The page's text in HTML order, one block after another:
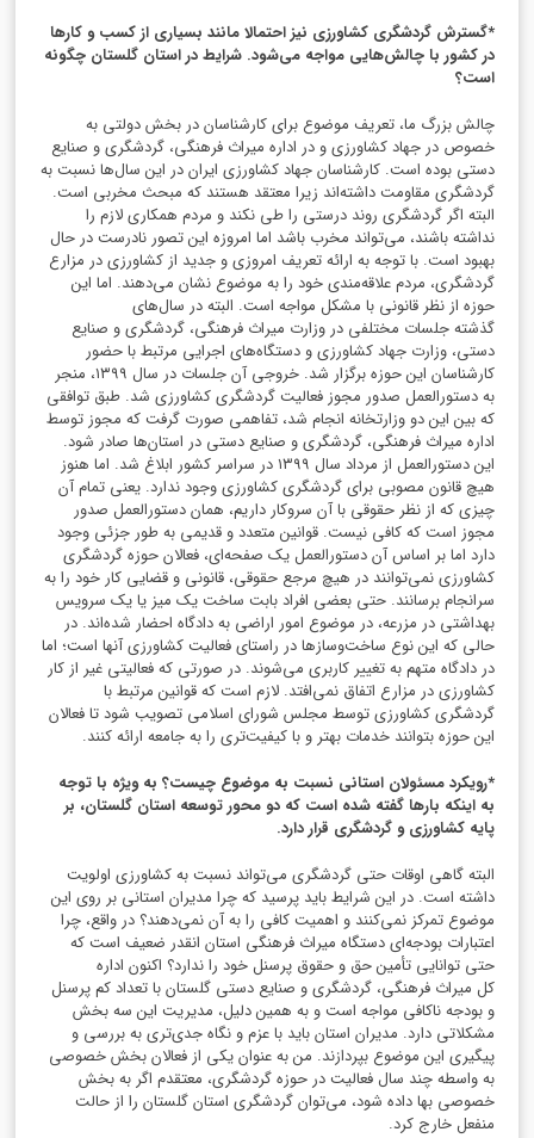
*گسترش گردشگری کشاورزی نیز احتمالا مانند بسیاری از کسب و کارها
در کشور با چالش‌هایی مواجه می‌شود. شرایط در استان گلستان چگونه
است؟
چالش بزرگ ما، تعریف موضوع برای کارشناسان در بخش دولتی به
خصوص در جهاد کشاورزی و در اداره میراث فرهنگی، گردشگری و صنایع
دستی بوده است. کارشناسان جهاد کشاورزی ایران در این سال‌ها نسبت به
گردشگری مقاومت داشته‌اند زیرا معتقد هستند که مبحث مخربی است.
البته اگر گردشگری روند درستی را طی نکند و مردم همکاری لازم را
نداشته باشند، می‌تواند مخرب باشد اما امروزه این تصور نادرست در حال
بهبود است. با توجه به ارائه تعریف امروزی و جدید از کشاورزی در مزارع
گردشگری، مردم علاقه‌مندی خود را به موضوع نشان می‌دهند. اما این
حوزه از نظر قانونی با مشکل مواجه است. البته در سال‌های
گذشته جلسات مختلفی در وزارت میراث فرهنگی، گردشگری و صنایع
دستی، وزارت جهاد کشاورزی و دستگاه‌های اجرایی مرتبط با حضور
کارشناسان این حوزه برگزار شد. خروجی آن جلسات در سال ۱۳۹۹، منجر
به دستورالعمل صدور مجوز فعالیت گردشگری کشاورزی شد. طبق توافقی
که بین این دو وزارتخانه انجام شد، تفاهمی صورت گرفت که مجوز توسط
اداره میراث فرهنگی، گردشگری و صنایع دستی در استان‌ها صادر شود.
این دستورالعمل از مرداد سال ۱۳۹۹ در سراسر کشور ابلاغ شد. اما هنوز
هیچ قانون مصوبی برای گردشگری کشاورزی وجود ندارد. یعنی تمام آن
چیزی که از نظر حقوقی با آن سروکار داریم، همان دستورالعمل صدور
مجوز است که کافی نیست. قوانین متعدد و قدیمی به طور جزئی وجود
دارد اما بر اساس آن دستورالعمل یک صفحه‌ای، فعالان حوزه گردشگری
کشاورزی نمی‌توانند در هیچ مرجع حقوقی، قانونی و قضایی کار خود را به
سرانجام برسانند. حتی بعضی افراد بابت ساخت یک میز یا یک سرویس
بهداشتی در مزرعه، در موضوع امور اراضی به دادگاه احضار شده‌اند. در
حالی که این نوع ساخت‌وسازها در راستای فعالیت کشاورزی آنها است؛ اما
در دادگاه متهم به تغییر کاربری می‌شوند. در صورتی که فعالیتی غیر از کار
کشاورزی در مزارع اتفاق نمی‌افتد. لازم است که قوانین مرتبط با
گردشگری کشاورزی توسط مجلس شورای اسلامی تصویب شود تا فعالان
این حوزه بتوانند خدمات بهتر و با کیفیت‌تری را به جامعه ارائه کنند.
*رویکرد مسئولان استانی نسبت به موضوع چیست؟ به ویژه با توجه
به اینکه بارها گفته شده است که دو محور توسعه استان گلستان، بر
پایه کشاورزی و گردشگری قرار دارد.
البته گاهی اوقات حتی گردشگری می‌تواند نسبت به کشاورزی اولویت
داشته است. در این شرایط باید پرسید که چرا مدیران استانی بر روی این
موضوع تمرکز نمی‌کنند و اهمیت کافی را به آن نمی‌دهند؟ در واقع، چرا
اعتبارات بودجه‌ای دستگاه میراث فرهنگی استان انقدر ضعیف است که
حتی توانایی تأمین حق و حقوق پرسنل خود را ندارد؟ اکنون اداره
کل میراث فرهنگی، گردشگری و صنایع دستی گلستان با تعداد کم پرسنل
و بودجه ناکافی مواجه است و به همین دلیل، مدیریت این سه بخش
مشکلاتی دارد. مدیران استان باید با عزم و نگاه جدی‌تری به بررسی و
پیگیری این موضوع بپردازند. من به عنوان یکی از فعالان بخش خصوصی
به واسطه چند سال فعالیت در حوزه گردشگری، معتقدم اگر به بخش
خصوصی بها داده شود، می‌توان گردشگری استان گلستان را از حالت
منفعل خارج کرد.